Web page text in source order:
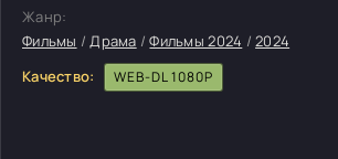
Жанр:
Фильмы /Драма /Фильмы 2024 /2024
Качество:
WEB-DL 1080P